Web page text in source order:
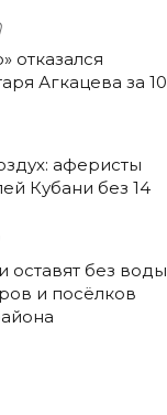
отказался
Агкацева за 10
аферисты
Кубани без 14
оставят без воды
и посёлков